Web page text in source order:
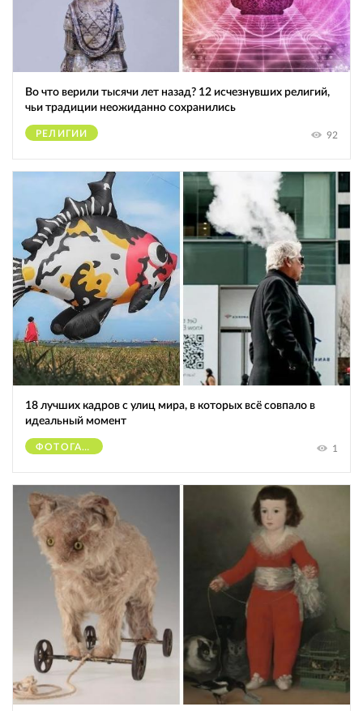
Во что верили тысячи лет назад? 12 исчезнувших религий,
чьи традиции неожиданно сохранились
РЕЛИГИИ 92
18 лучших кадров с улиц мира, в которых всё совпало в
идеальный момент
ФОТОГАФЫ 1